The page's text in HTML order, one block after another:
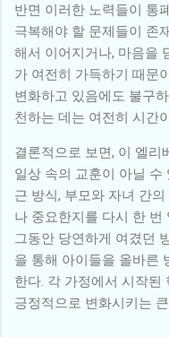
반면 이러한 노력들이 통
극복해야 할 문제들이 존
해서 이어지거나, 마음을
가 여전히 가득하기 때문
변화하고 있음에도 불구
천하는 데는 여전히 시간
결론적으로 보면, 이 엘리
일상 속의 교훈이 아닐 수
근 방식, 부모와 자녀 간
나 중요한지를 다시 한 번
그동안 당연하게 여겼던
을 통해 아이들을 올바른
한다. 각 가정에서 시작된
긍정적으로 변화시키는